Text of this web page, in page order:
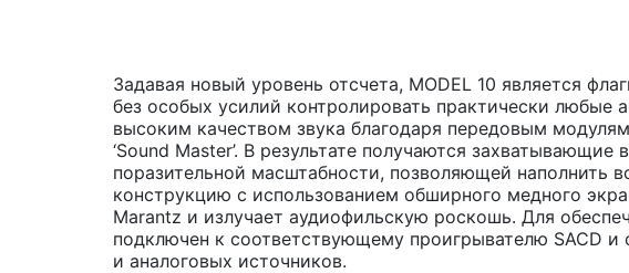
Задавая новый уровень отсчета, MODEL 10 является
без особых усилий контролировать практически любые
высоким качеством звука благодаря передовым
‘Sound Master’. В результате получаются
поразительной масштабности, позволяющей
конструкцию с использованием обширного медного
Marantz и излучает аудиофильскую роскошь. Для
подключен к соответствующему проигрывателю SACD
и аналоговых источников.